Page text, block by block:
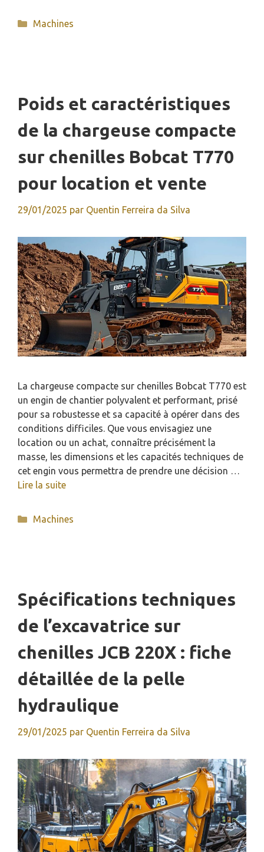
Catégories
Machines
Poids et caractéristiques
de la chargeuse compacte
sur chenilles Bobcat T770
pour location et vente
29/01/2025 par Quentin Ferreira da Silva
La chargeuse compacte sur chenilles Bobcat T770 est
un engin de chantier polyvalent et performant, prisé
pour sa robustesse et sa capacité à opérer dans des
conditions difficiles. Que vous envisagiez une
location ou un achat, connaître précisément la
masse, les dimensions et les capacités techniques de
cet engin vous permettra de prendre une décision …
Lire la suite
Catégories
Machines
Spécifications techniques
de l’excavatrice sur
chenilles JCB 220X : fiche
détaillée de la pelle
hydraulique
29/01/2025 par Quentin Ferreira da Silva